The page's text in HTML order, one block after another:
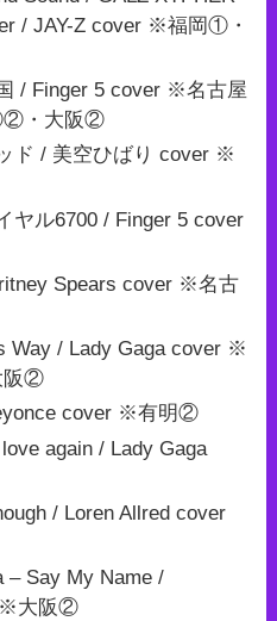
/ JAY-Z cover ※福岡①・
/ Finger 5 cover ※名古屋
・大阪②
ド / 美空ひばり cover ※
ヤル6700 / Finger 5 cover
Spears cover ※名古
Way / Lady Gaga cover ※
阪②
cover ※有明②
again / Lady Gaga
/ Loren Allred cover
– Say My Name /
※大阪②